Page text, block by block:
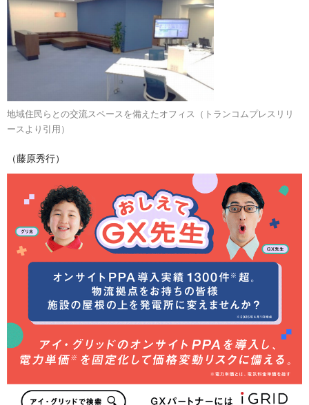
地域住民らとの交流スペースを備えたオフィス（トランコムプレスリリ
ースより引用）
（藤原秀行）